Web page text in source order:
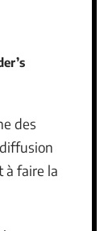
des
à faire la